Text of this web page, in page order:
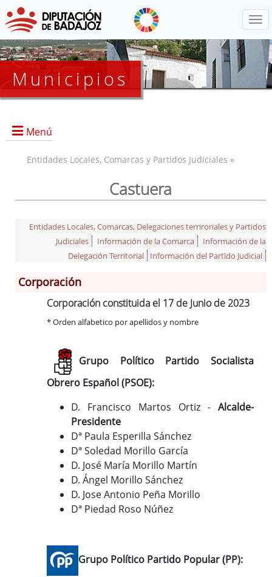
Municipios
Menú
Información General
Historia
Gastronomía
Fiestas
Población
Correo-e gratis
Códigos para FACe
Entidades Locales, Comarcas y Partidos Judiciales »
Castuera
Entidades Locales, Comarcas, Delegaciones terriroriales y Partidos
Judiciales
Información de la Comarca
Información de la
Delegación Territorial
Información del Partido Judicial
Corporación
Corporación constituida el 17 de Junio de 2023
* Orden alfabetico por apellidos y nombre
Grupo Político Partido Socialista
Obrero Español (PSOE):
D. Francisco Martos Ortiz - Alcalde-
Presidente
Dª Paula Esperilla Sánchez
Dª Soledad Morillo García
D. José María Morillo Martín
D. Ángel Morillo Sánchez
D. Jose Antonio Peña Morillo
Dª Piedad Roso Núñez
Grupo Político Partido Popular (PP):